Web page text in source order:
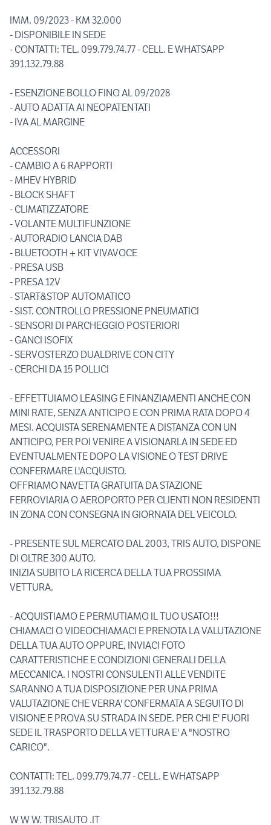
IMM. 09/2023 - KM 32.000
- DISPONIBILE IN SEDE
- CONTATTI: TEL. 099.779.74.77 - CELL. E WHATSAPP
391.132.79.88
- ESENZIONE BOLLO FINO AL 09/2028
- AUTO ADATTA AI NEOPATENTATI
- IVA AL MARGINE
ACCESSORI
- CAMBIO A 6 RAPPORTI
- MHEV HYBRID
- BLOCK SHAFT
- CLIMATIZZATORE
- VOLANTE MULTIFUNZIONE
- AUTORADIO LANCIA DAB
- BLUETOOTH + KIT VIVAVOCE
- PRESA USB
- PRESA 12V
- START&STOP AUTOMATICO
- SIST. CONTROLLO PRESSIONE PNEUMATICI
- SENSORI DI PARCHEGGIO POSTERIORI
- GANCI ISOFIX
- SERVOSTERZO DUALDRIVE CON CITY
- CERCHI DA 15 POLLICI
- EFFETTUIAMO LEASING E FINANZIAMENTI ANCHE CON
MINI RATE, SENZA ANTICIPO E CON PRIMA RATA DOPO 4
MESI. ACQUISTA SERENAMENTE A DISTANZA CON UN
ANTICIPO, PER POI VENIRE A VISIONARLA IN SEDE ED
EVENTUALMENTE DOPO LA VISIONE O TEST DRIVE
CONFERMARE L'ACQUISTO.
OFFRIAMO NAVETTA GRATUITA DA STAZIONE
FERROVIARIA O AEROPORTO PER CLIENTI NON RESIDENTI
IN ZONA CON CONSEGNA IN GIORNATA DEL VEICOLO.
- PRESENTE SUL MERCATO DAL 2003, TRIS AUTO, DISPONE
DI OLTRE 300 AUTO.
INIZIA SUBITO LA RICERCA DELLA TUA PROSSIMA
VETTURA.
- ACQUISTIAMO E PERMUTIAMO IL TUO USATO!!!
CHIAMACI O VIDEOCHIAMACI E PRENOTA LA VALUTAZIONE
DELLA TUA AUTO OPPURE, INVIACI FOTO
CARATTERISTICHE E CONDIZIONI GENERALI DELLA
MECCANICA. I NOSTRI CONSULENTI ALLE VENDITE
SARANNO A TUA DISPOSIZIONE PER UNA PRIMA
VALUTAZIONE CHE VERRA' CONFERMATA A SEGUITO DI
VISIONE E PROVA SU STRADA IN SEDE. PER CHI E' FUORI
SEDE IL TRASPORTO DELLA VETTURA E' A "NOSTRO
CARICO".
CONTATTI: TEL. 099.779.74.77 - CELL. E WHATSAPP
391.132.79.88
W W W. TRISAUTO .IT